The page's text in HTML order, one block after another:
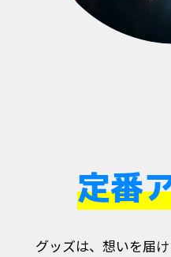
定番
グッズは、想いを届